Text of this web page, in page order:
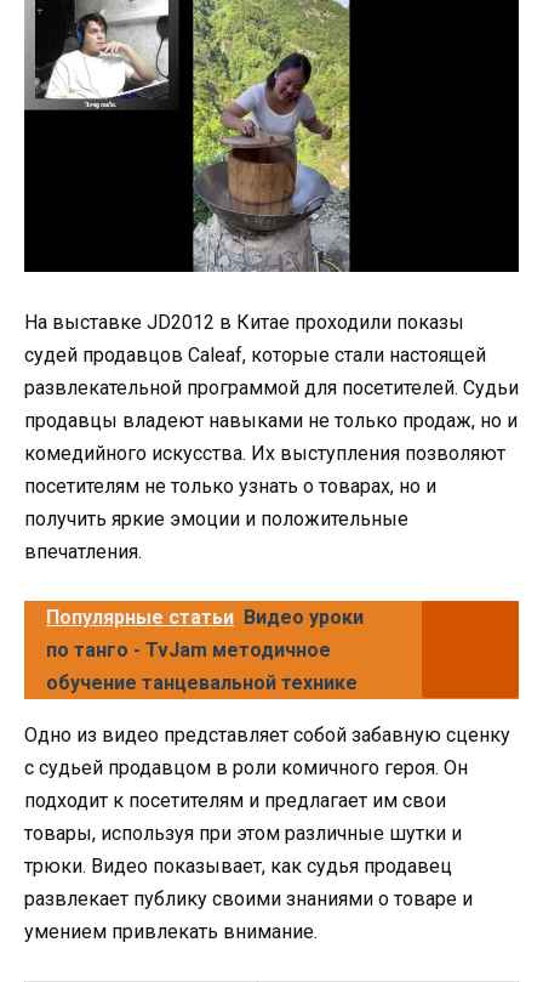
На выставке JD2012 в Китае проходили показы
судей продавцов Caleaf, которые стали настоящей
развлекательной программой для посетителей. Судьи
продавцы владеют навыками не только продаж, но и
комедийного искусства. Их выступления позволяют
посетителям не только узнать о товарах, но и
получить яркие эмоции и положительные
впечатления.
Популярные статьи Видео уроки
по танго - TvJam методичное
обучение танцевальной технике
Одно из видео представляет собой забавную сценку
с судьей продавцом в роли комичного героя. Он
подходит к посетителям и предлагает им свои
товары, используя при этом различные шутки и
трюки. Видео показывает, как судья продавец
развлекает публику своими знаниями о товаре и
умением привлекать внимание.